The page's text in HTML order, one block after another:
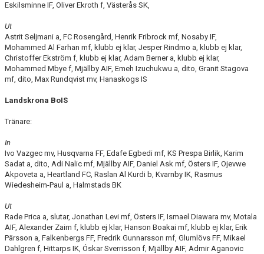
Eskilsminne IF, Oliver Ekroth f, Västerås SK,
Ut
Astrit Seljmani a, FC Rosengård, Henrik Fribrock mf, Nosaby IF,
Mohammed Al Farhan mf, klubb ej klar, Jesper Rindmo a, klubb ej klar,
Christoffer Ekström f, klubb ej klar, Adam Berner a, klubb ej klar,
Mohammed Mbye f, Mjällby AIF, Emeh Izuchukwu a, dito, Granit Stagova
mf, dito, Max Rundqvist mv, Hanaskogs IS
Landskrona BoIS
Tränare:
In
Ivo Vazgec mv, Husqvarna FF, Edafe Egbedi mf, KS Prespa Birlik, Karim
Sadat a, dito, Adi Nalic mf, Mjällby AIF, Daniel Ask mf, Östers IF, Ojevwe
Akpoveta a, Heartland FC, Raslan Al Kurdi b, Kvarnby IK, Rasmus
Wiedesheim-Paul a, Halmstads BK
Ut
Rade Prica a, slutar, Jonathan Levi mf, Östers IF, Ismael Diawara mv, Motala
AIF, Alexander Zaim f, klubb ej klar, Hanson Boakai mf, klubb ej klar, Erik
Pärsson a, Falkenbergs FF, Fredrik Gunnarsson mf, Glumlövs FF, Mikael
Dahlgren f, Hittarps IK, Óskar Sverrisson f, Mjällby AIF, Admir Aganovic